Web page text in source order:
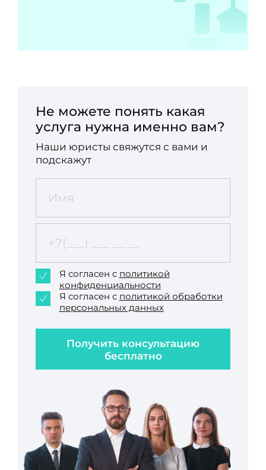
Не можете понять какая
услуга нужна именно вам?
Наши юристы свяжутся с вами и
подскажут
Получить консультацию
бесплатно
Я согласен с политикой
конфиденциальности
Я согласен с политикой обработки
персональных данных